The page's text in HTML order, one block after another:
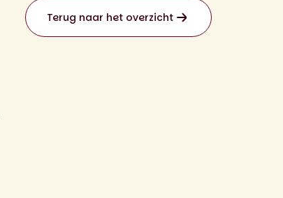
Terug naar het overzicht